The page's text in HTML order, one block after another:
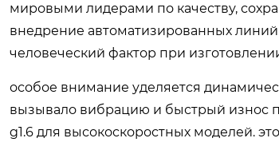
мировыми лидерами по качеству,
внедрение автоматизированных
человеческий фактор при
особое внимание уделяется
вызывало вибрацию и быстрый износ
g1.6 для высокоскоростных моделей.